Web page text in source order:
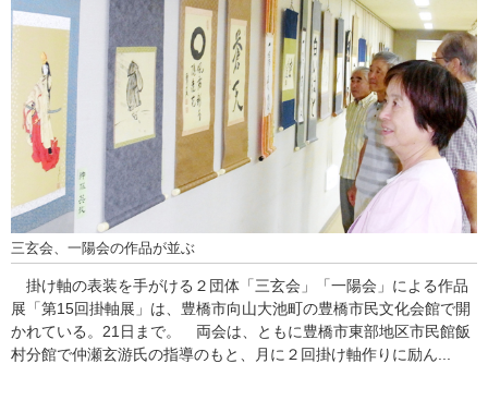
三玄会、一陽会の作品が並ぶ
掛け軸の表装を手がける２団体「三玄会」「一陽会」による作品
展「第15回掛軸展」は、豊橋市向山大池町の豊橋市民文化会館で開
かれている。21日まで。 両会は、ともに豊橋市東部地区市民館飯
村分館で仲瀬玄游氏の指導のもと、月に２回掛け軸作りに励ん...